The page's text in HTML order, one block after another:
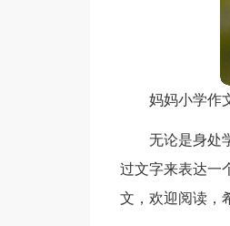
妈妈小学作
无论是身处
过文字来表达一
文，欢迎阅读，